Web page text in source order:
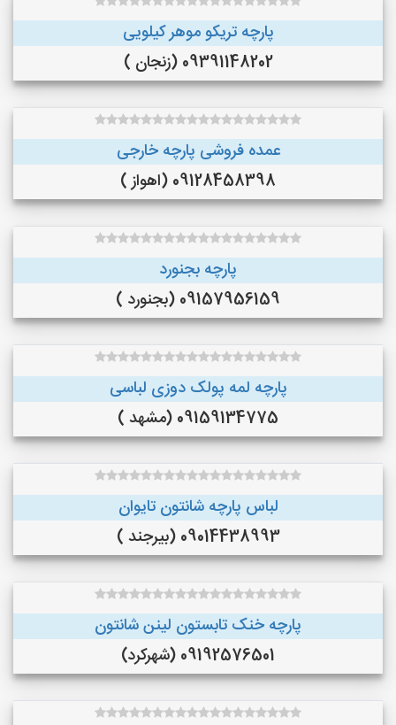
پارچه تریکو موهر کیلویی
09391148202 (زنجان )
عمده فروشی پارچه خارجی
09128458398 (اهواز )
پارچه بجنورد
09157956159 (بجنورد )
پارچه لمه پولک دوزی لباسی
09159134775 (مشهد )
لباس پارچه شانتون تایوان
09014438993 (بیرجند )
پارچه خنک تابستون لینن شانتون
09192576501 (شهرکرد)